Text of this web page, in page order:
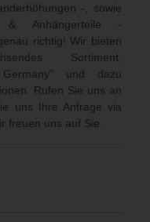
-, sowie
& Anhängerteile -
richtig! Wir bieten
Sortiment,
und dazu
Rufen Sie uns an
uns Ihre Anfrage via
freuen uns auf Sie.